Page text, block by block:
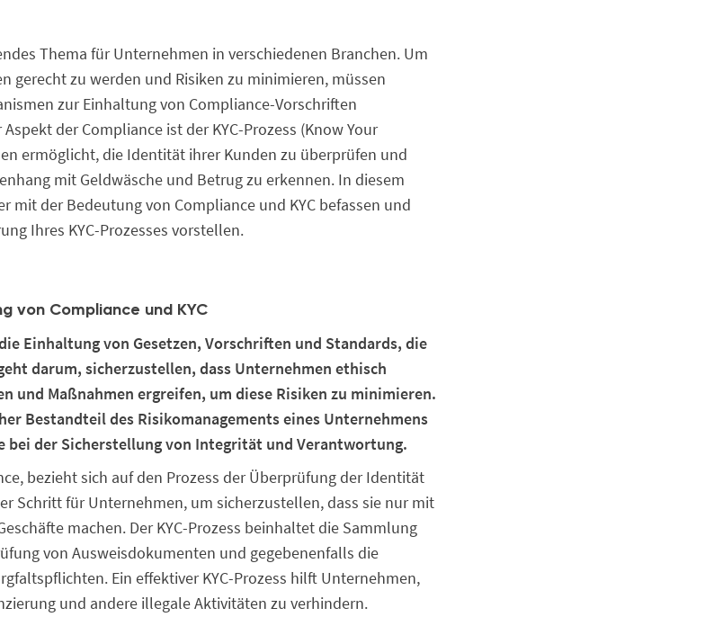
Thema für Unternehmen in verschiedenen Branchen. Um
gerecht zu werden und Risiken zu minimieren, müssen
zur Einhaltung von Compliance-Vorschriften
der Compliance ist der KYC-Prozess (Know Your
ermöglicht, die Identität ihrer Kunden zu überprüfen und
mit Geldwäsche und Betrug zu erkennen. In diesem
mit der Bedeutung von Compliance und KYC befassen und
Ihres KYC-Prozesses vorstellen.
von Compliance und KYC
Einhaltung von Gesetzen, Vorschriften und Standards, die
darum, sicherzustellen, dass Unternehmen ethisch
und Maßnahmen ergreifen, um diese Risiken zu minimieren.
Bestandteil des Risikomanagements eines Unternehmens
bei der Sicherstellung von Integrität und Verantwortung.
bezieht sich auf den Prozess der Überprüfung der Identität
Schritt für Unternehmen, um sicherzustellen, dass sie nur mit
machen. Der KYC-Prozess beinhaltet die Sammlung
von Ausweisdokumenten und gegebenenfalls die
Ein effektiver KYC-Prozess hilft Unternehmen,
und andere illegale Aktivitäten zu verhindern.